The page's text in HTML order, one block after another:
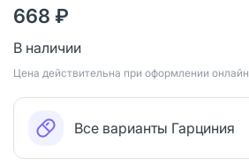
668 ₽
В наличии
Цена действительна при оформлении онлайн
Все варианты Гарциния